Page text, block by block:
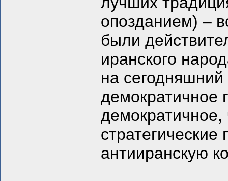
опозданием) –
были
иранского
на
демократичное
антииранскую